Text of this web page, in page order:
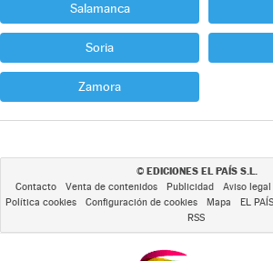
Salamanca
Soria
Zamora
© EDICIONES EL PAÍS S.L.
Contacto Venta de contenidos Publicidad Aviso legal
Política cookies
Configuración de cookies Mapa EL
RSS